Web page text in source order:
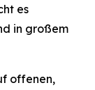
es
in großem
offenen,